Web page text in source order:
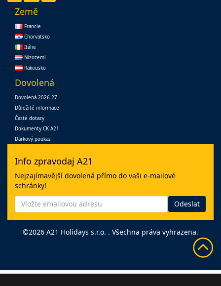
Země
Francie
Chorvatsko
Itálie
Nizozemí
Rakousko
Dovolená
Dovolená 2026-27
Důležité informace
Časté dotazy
Dokumenty CK A21
Dárkový poukaz
Info zpravodaj A21
Nejzajímavější dovolená přímo do vaši e-mailové
schránky!
©2026 A21 Holidays s.r.o. . Všechna práva vyhrazena.